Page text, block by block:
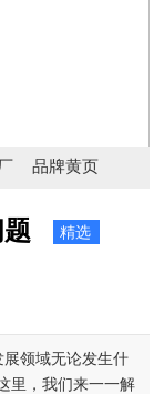
品牌黄页
精选
领域无论发生什
里，我们来一一解